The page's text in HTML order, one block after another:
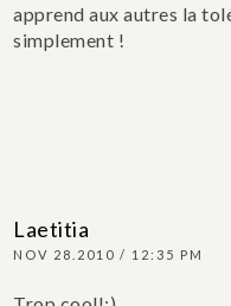
apprend aux autres la
simplement !
Laetitia
NOV 28.2010 / 12:35 PM